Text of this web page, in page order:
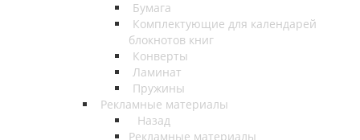
Бумага
Комплектующие для календарей
блокнотов книг
Конверты
Ламинат
Пружины
Рекламные материалы
Назад
Рекламные материалы